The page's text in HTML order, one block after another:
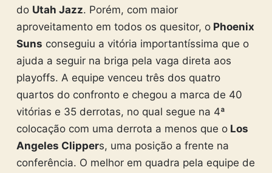
do Utah Jazz. Porém, com maior
aproveitamento em todos os quesitor, oPhoenix
Suns conseguiu a vitória importantíssima que o
ajuda a seguir na briga pela vaga direta aos
playoffs. A equipe venceu três dos quatro
quartos do confronto e chegou a marca de 40
vitórias e 35 derrotas, no qual segue na 4ª
colocação com uma derrota a menos que oLos
Angeles Clippers, uma posição a frente na
conferência. O melhor em quadra pela equipe de